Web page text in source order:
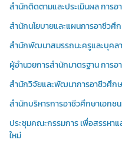
สำนักติดตามและประเมินผล การอ
สำนักนโยบายและแผนการอาชีวศึ
สำนักพัฒนาสมรรถนะครูและบุคล
ผู้อำนวยการสำนักมาตรฐาน การ
สำนักวิจัยและพัฒนาการอาชีวศึก
สำนักบริหารการอาชีวศึกษาเอกชน
ประชุมคณะกรรมการ เพื่อสรรห
ใหม่